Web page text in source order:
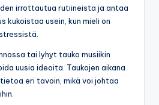
irrottautua rutiineista ja antaa
kukoistaa usein, kun mieli on
tai lyhyt tauko musiikin
uusia ideoita. Taukojen aikana
eri tavoin, mikä voi johtaa